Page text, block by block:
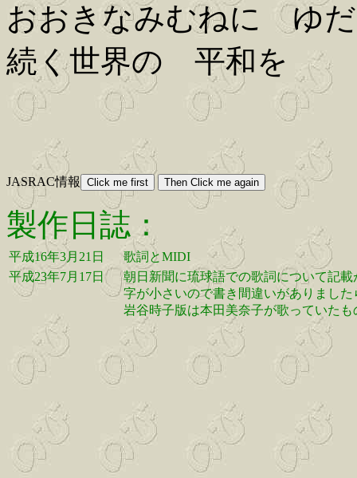
おおきなみむねに ゆ
続く世界の 平和を
JASRAC情報
製作日誌：
平成16年3月21日
歌詞とMIDI
平成23年7月17日
朝日新聞に琉球語での歌詞について記
字が小さいので書き間違いがありまし
岩谷時子版は本田美奈子が歌っていた